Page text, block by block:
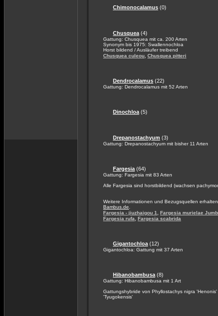
Chimonocalamus (0)
Chusquea (4)
Gattung: Chusquea mit ca. 200 Arten
Synonym bis 1975: Swallennochloa
Horst bildend / Ausläufer treibend
Chusquea culeou Chusquea pitteri
Dendrocalamus (22)
Gattung: Dendrocalamus mit 52 Arten
Dinochloa (5)
Drepanostachyum (3)
Gattung: Drepanostachyum mit bisher 11 Arten
Fargesia (64)
Gattung: Fargesia mit 83 Arten
Alle Fargesia sind horstbildend (wachsen
Weitere Informationen und Bezugsquellen
Bambus.de
Fargesia - jiuzhaigou 1
Fargesia murielae
Fargesia rufa
Fargesia scabrida
Gigantochloa (12)
Gigantochloa: Gattung mit 37 Arten
Hibanobambusa (8)
Gattung: Hibanobambusa mit 1 Art
Gattungshybride von Phyllostachys nigra
'Tyugokensis'